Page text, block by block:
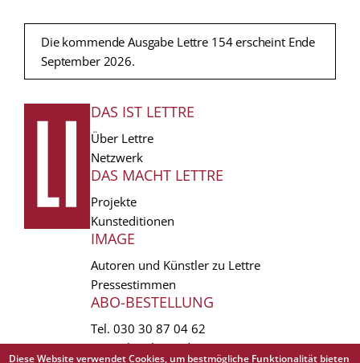
Die kommende Ausgabe Lettre 154 erscheint Ende
September 2026.
FUSSZEILE
DAS IST LETTRE
Über Lettre
Netzwerk
DAS MACHT LETTRE
Projekte
Kunsteditionen
IMAGE
Autoren und Künstler zu Lettre
Pressestimmen
ABO-BESTELLUNG
Tel. 030 30 87 04 62
vertrieb(at)lettre.de
Diese Website verwendet Cookies, um bestmögliche Funktionalität bieten